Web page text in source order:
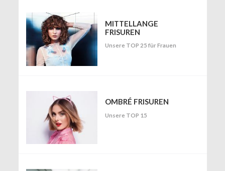
MITTELLANGE
FRISUREN
Unsere TOP 25 für Frauen
OMBRÉ FRISUREN
Unsere TOP 15